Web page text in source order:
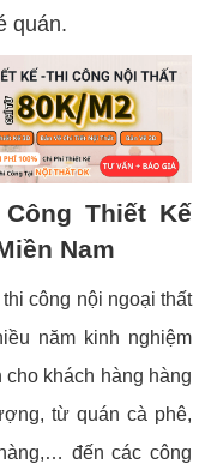
quán.
Thiết Kế
Nam
công nội ngoại thất
năm kinh nghiệm
khách hàng hàng
từ quán cà phê,
đến các công